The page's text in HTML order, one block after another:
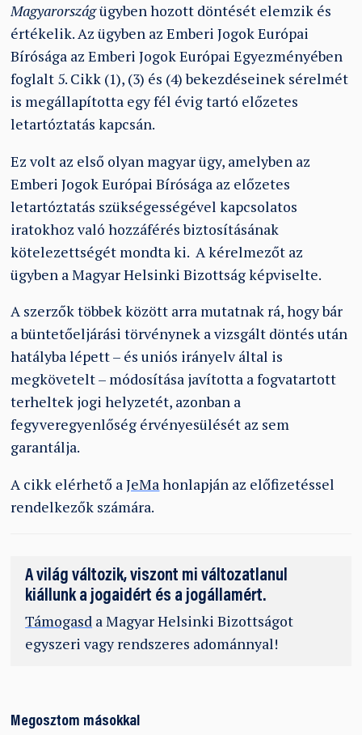
Magyarországügyben hozott döntését elemzik és
értékelik. Az ügyben az Emberi Jogok Európai
Bírósága az Emberi Jogok Európai Egyezményében
foglalt 5. Cikk (1), (3) és (4) bekezdéseinek sérelmét
is megállapította egy fél évig tartó előzetes
letartóztatás kapcsán.
Ez volt az első olyan magyar ügy, amelyben az
Emberi Jogok Európai Bírósága az előzetes
letartóztatás szükségességével kapcsolatos
iratokhoz való hozzáférés biztosításának
kötelezettségét mondta ki. A kérelmezőt az
ügyben a Magyar Helsinki Bizottság képviselte.
A szerzők többek között arra mutatnak rá, hogy bár
a büntetőeljárási törvénynek a vizsgált döntés után
hatályba lépett – és uniós irányelv által is
megkövetelt – módosítása javította a fogvatartott
terheltek jogi helyzetét, azonban a
fegyveregyenlőség érvényesülését az sem
garantálja.
A cikk elérhető aJeMahonlapján az előfizetéssel
rendelkezők számára.
A világ változik, viszont mi változatlanul
kiállunk a jogaidért és a jogállamért.
Támogasd a Magyar Helsinki Bizottságot
egyszeri vagy rendszeres adománnyal!
Megosztom másokkal